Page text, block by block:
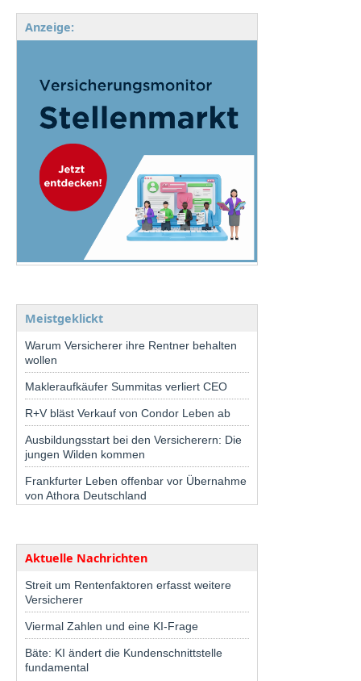
Anzeige:
Meistgeklickt
Warum Versicherer ihre Rentner behalten
wollen
Makleraufkäufer Summitas verliert CEO
R+V bläst Verkauf von Condor Leben ab
Ausbildungsstart bei den Versicherern: Die
jungen Wilden kommen
Frankfurter Leben offenbar vor Übernahme
von Athora Deutschland
Aktuelle Nachrichten
Streit um Rentenfaktoren erfasst weitere
Versicherer
Viermal Zahlen und eine KI-Frage
Bäte: KI ändert die Kundenschnittstelle
fundamental